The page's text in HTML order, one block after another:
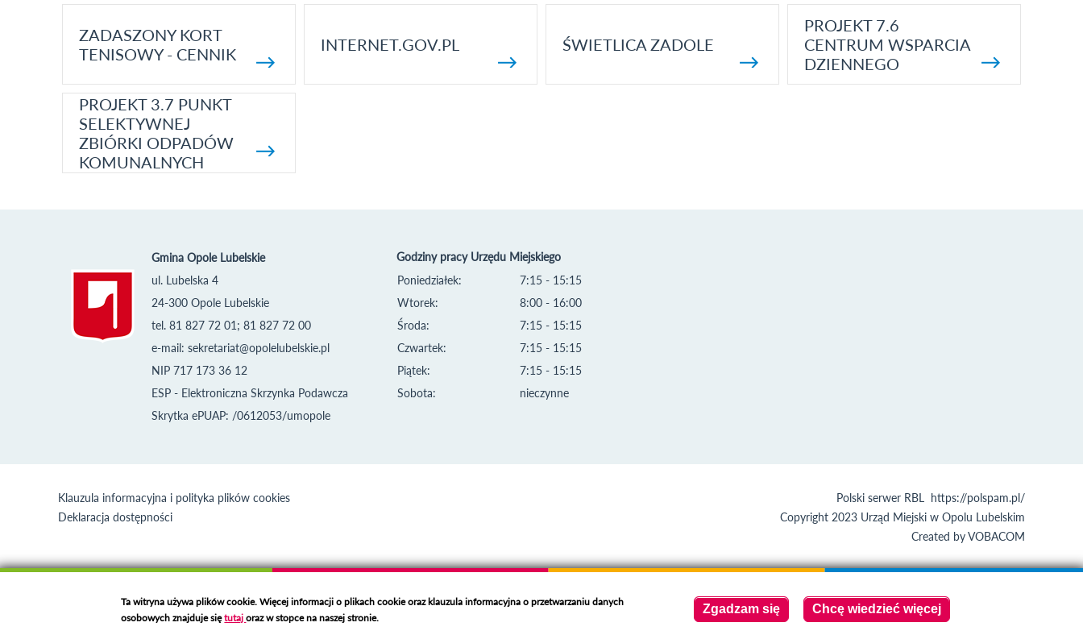
ZADASZONY KORT
TENISOWY - CENNIK
INTERNET.GOV.PL ŚWIETLICA ZADOLE
PROJEKT 7.6
CENTRUM WSPARCIA
DZIENNEGO
PROJEKT 3.7 PUNKT
SELEKTYWNEJ
ZBIÓRKI ODPADÓW
KOMUNALNYCH
Gmina Opole Lubelskie
ul. Lubelska 4
24-300 Opole Lubelskie
tel. 81 827 72 01; 81 827 72 00
e-mail: sekretariat@opolelubelskie.pl
NIP 717 173 36 12
ESP - Elektroniczna Skrzynka Podawcza
Skrytka ePUAP: /0612053/umopole
Godziny pracy Urzędu Miejskiego
Poniedziałek:
Wtorek:
Środa:
Czwartek:
Piątek:
Sobota:
7:15 - 15:15
8:00 - 16:00
7:15 - 15:15
7:15 - 15:15
7:15 - 15:15
nieczynne
Klauzula informacyjna i polityka plików cookies
Deklaracja dostępności
Polski serwer RBL https://polspam.pl/
Copyright 2023 Urząd Miejski w Opolu Lubelskim
Created byVOBACOM
w nowym
Ta witryna używa plików cookie. Więcej informacji o plikach cookie oraz klauzula informacyjna o przetwarzaniu danych
osobowych znajduje siętutajoraz w stopce na naszej stronie.
Zgadzam się Chcę wiedzieć więcej